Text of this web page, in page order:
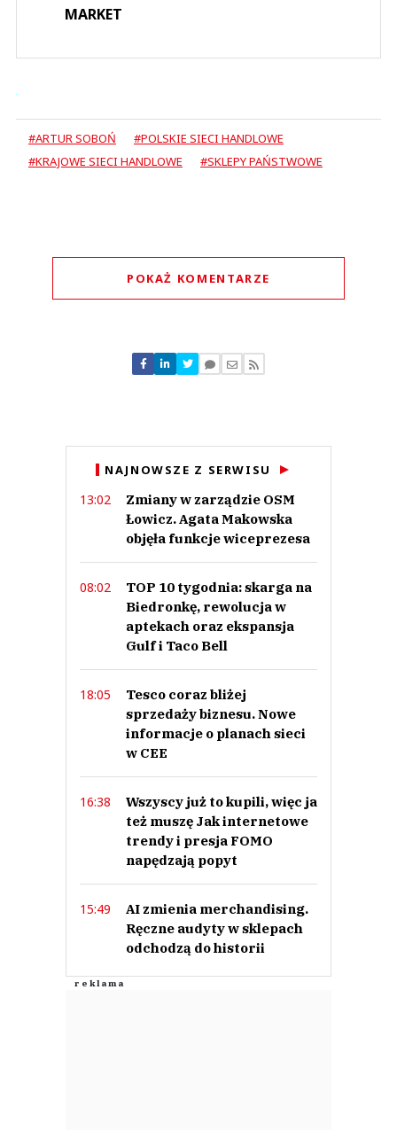
MARKET
#ARTUR SOBOŃ
#POLSKIE SIECI HANDLOWE
#KRAJOWE SIECI HANDLOWE
#SKLEPY PAŃSTWOWE
POKAŻ KOMENTARZE
Nie znaleziono komentarzy
Zostaw swoje komentarze
NAJNOWSZE Z SERWISU
13:02
Zmiany w zarządzie OSM
Łowicz. Agata Makowska
objęła funkcje wiceprezesa
08:02
TOP 10 tygodnia: skarga na
Biedronkę, rewolucja w
aptekach oraz ekspansja
Gulf i Taco Bell
18:05
Tesco coraz bliżej
sprzedaży biznesu. Nowe
informacje o planach sieci
w CEE
16:38
Wszyscy już to kupili, więc ja
też muszę Jak internetowe
trendy i presja FOMO
napędzają popyt
15:49
AI zmienia merchandising.
Ręczne audyty w sklepach
odchodzą do historii